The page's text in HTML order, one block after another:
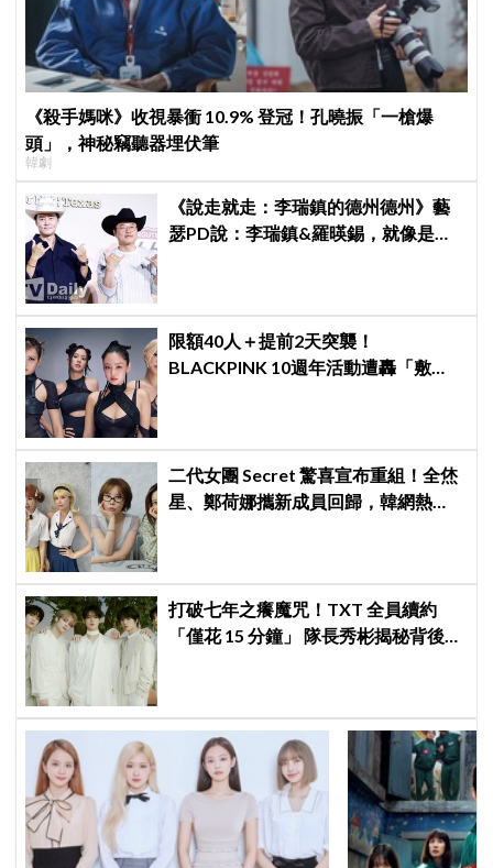
《殺手媽咪》收視暴衝 10.9% 登冠！孔曉振「一槍爆
頭」，神秘竊聽器埋伏筆
韓劇
《說走就走：李瑞鎮的德州德州》藝
瑟PD說：李瑞鎮&羅暎錫，就像是浪
限額40人＋提前2天突襲！
BLACKPINK 10週年活動遭轟「敷
二代女團 Secret 驚喜宣布重組！全烋
星、鄭荷娜攜新成員回歸，韓網熱
打破七年之癢魔咒！TXT 全員續約
「僅花 15 分鐘」 隊長秀彬揭秘背後原